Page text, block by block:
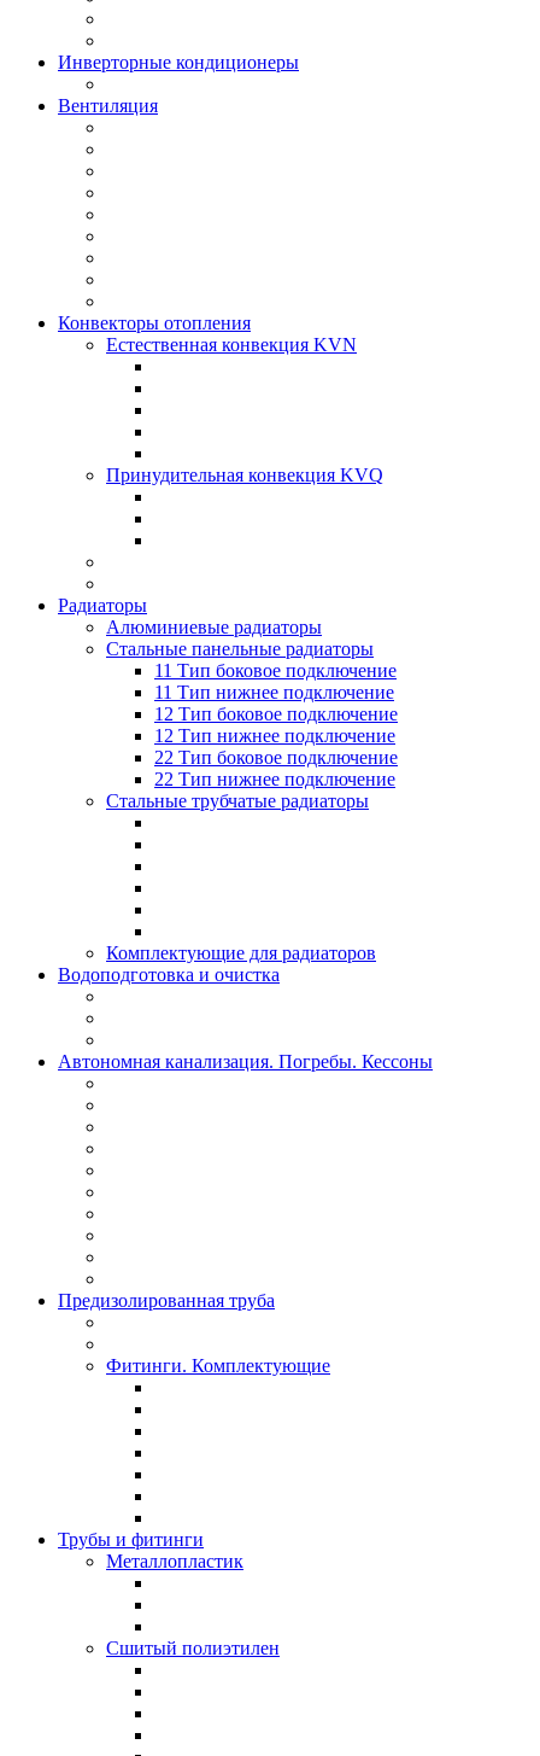
Инверторные кондиционеры
Вентиляция
Конвекторы отопления
Естественная конвекция KVN
Принудительная конвекция KVQ
Радиаторы
Алюминиевые радиаторы
Стальные панельные радиаторы
11 Тип боковое подключение
11 Тип нижнее подключение
12 Тип боковое подключение
12 Тип нижнее подключение
22 Тип боковое подключение
22 Тип нижнее подключение
Стальные трубчатые радиаторы
Комплектующие для радиаторов
Водоподготовка и очистка
Автономная канализация. Погребы. Кессоны
Предизолированная труба
Фитинги. Комплектующие
Трубы и фитинги
Металлопластик
Сшитый полиэтилен